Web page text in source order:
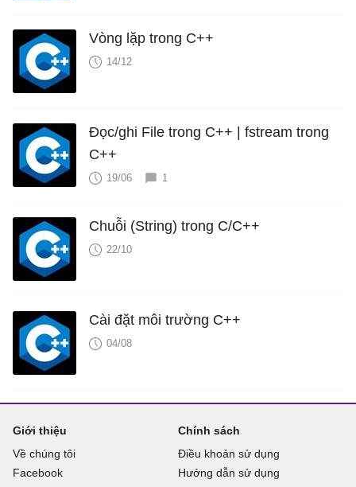
Vòng lặp trong C++
14/12
Đọc/ghi File trong C++ | fstream trong
C++
19/06 1
Chuỗi (String) trong C/C++
22/10
Cài đặt môi trường C++
04/08
Giới thiệu
Về chúng tôi
Facebook
Chính sách
Điều khoản sử dụng
Hướng dẫn sử dụng